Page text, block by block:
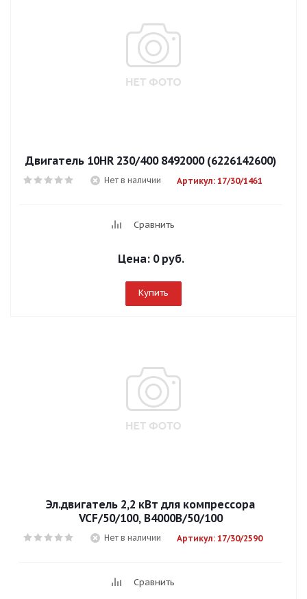
Двигатель 10HR 230/400 8492000 (6226142600)
Нет в наличии Артикул: 17/30/1461
Сравнить
Цена: 0 руб.
Купить
Эл.двигатель 2,2 кВт для компрессора
VCF/50/100, В4000В/50/100
Нет в наличии Артикул: 17/30/2590
Сравнить